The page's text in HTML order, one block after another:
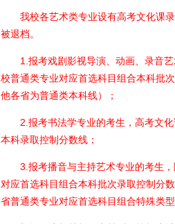
我校各艺术类专业设有高考文化课录
被退档。
1.报考戏剧影视导演、动画、录音艺
校普通类专业对应首选科目组合本科批
他各省为普通类本科线）；
2.报考书法学专业的考生，高考文化
本科录取控制分数线；
3.报考播音与主持艺术专业的考生，
对应首选科目组合本科批次录取控制分
省普通类专业对应首选科目组合特殊类型